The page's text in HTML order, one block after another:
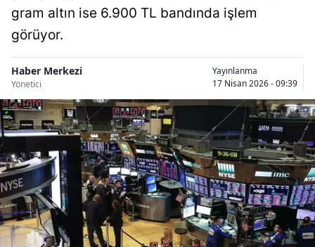
gram altın ise 6.900 TL bandında işlem
görüyor.
Haber Merkezi
Yönetici
Yayınlanma
17 Nisan 2026 - 09:39